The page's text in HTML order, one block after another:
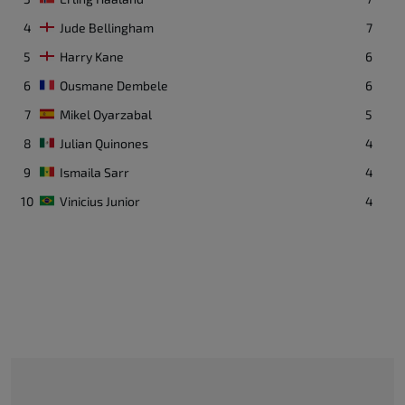
22 Τερματοφύλακας
I
7 Alireza Jahanbakhsh
Μέσος
I
24 Dennis Dargahi
Payam Niazmand
4
Jude Bellingham
7
5
Harry Kane
6
6
Ousmane Dembele
6
7
Mikel Oyarzabal
5
8
Julian Quinones
4
9
Ismaila Sarr
4
10
Vinicius Junior 4